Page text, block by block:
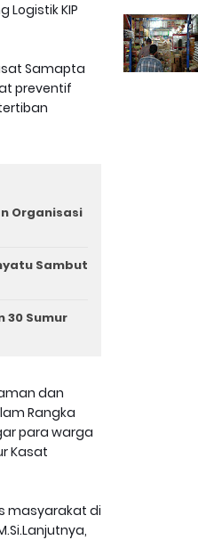
Logistik KIP
Samapta
preventif
Organisasi
Sambut
30 Sumur
dan
Rangka
para warga
Kasat
masyarakat di